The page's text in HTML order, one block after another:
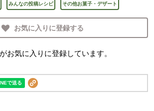
みんなの投稿レシピ その他お菓子・デザート
お気に入りに登録する
お気に入りに登録しています。